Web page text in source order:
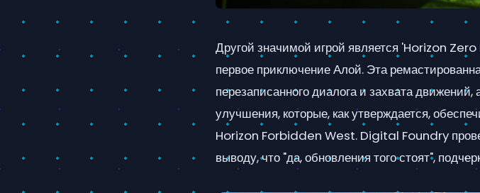
Другой значимой игрой является 'Horizon
первое приключение Алой. Эта
перезаписанного диалога и захвата
улучшения, которые, как утверждается,
Horizon Forbidden West. Digital Foundry
выводу, что "да, обновления того стоят",